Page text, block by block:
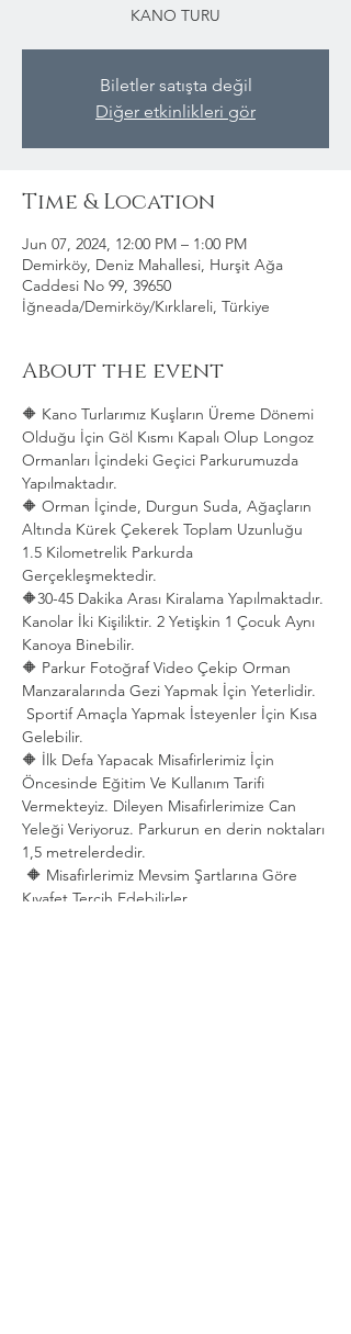
KANO TURU
Biletler satışta değil
Diğer etkinlikleri gör
Time & Location
Jun 07, 2024, 12:00 PM – 1:00 PM
Demirköy, Deniz Mahallesi, Hurşit Ağa
Caddesi No 99, 39650
İğneada/Demirköy/Kırklareli, Türkiye
About the event
🔶 Kano Turlarımız Kuşların Üreme Dönemi
Olduğu İçin Göl Kısmı Kapalı Olup Longoz
Ormanları İçindeki Geçici Parkurumuzda
Yapılmaktadır.
🔶 Orman İçinde, Durgun Suda, Ağaçların
Altında Kürek Çekerek Toplam Uzunluğu
1.5 Kilometrelik Parkurda
Gerçekleşmektedir.
🔶30-45 Dakika Arası Kiralama Yapılmaktadır.
Kanolar İki Kişiliktir. 2 Yetişkin 1 Çocuk Aynı
Kanoya Binebilir.
🔶 Parkur Fotoğraf Video Çekip Orman
Manzaralarında Gezi Yapmak İçin Yeterlidir.
Sportif Amaçla Yapmak İsteyenler İçin Kısa
Gelebilir.
🔶 İlk Defa Yapacak Misafirlerimiz İçin
Öncesinde Eğitim Ve Kullanım Tarifi
Vermekteyiz. Dileyen Misafirlerimize Can
Yeleği Veriyoruz. Parkurun en derin noktaları
1,5 metrelerdedir.
🔶 Misafirlerimiz Mevsim Şartlarına Göre
Kıyafet Tercih Edebilirler.